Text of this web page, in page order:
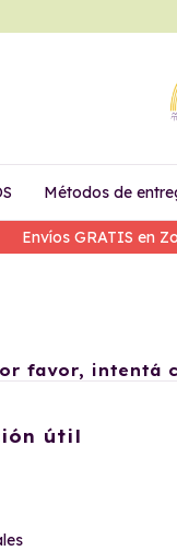
Envíos GRATIS en
Métodos de
favor, intentá
útil